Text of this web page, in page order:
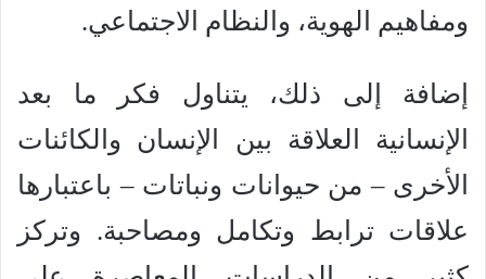
ومفاهيم الهوية، والنظام الاجتماعي.
إضافة إلى ذلك، يتناول فكر ما بعد
الإنسانية العلاقة بين الإنسان والكائنات
الأخرى – من حيوانات ونباتات – باعتبارها
علاقات ترابط وتكامل ومصاحبة. وتركز